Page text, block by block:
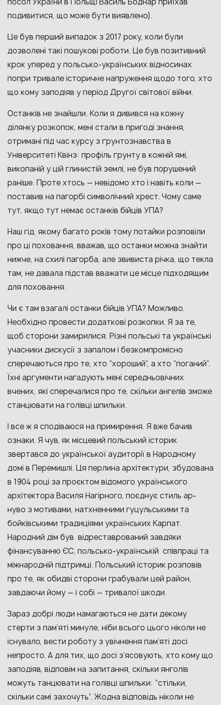
подивитися, що може бути виявлено).
Це був перший випадок з 2017 року, коли були
дозволені такі пошукові роботи. Це був позитивний
крок уперед у польсько-українських відносинах
попри тривале історичне напруження щодо того, хто
що кому заподіяв у період Другої світової війни.
Останків не знайшли. Коли я дивився на кожну
ділянку розкопок, мені стали в пригоді знання,
отримані під час курсу з ґрунтознавства в
Університеті Квінз: профіль ґрунту в кожній ямі,
викопаній у цій глинистій землі, не був порушений
раніше. Проте хтось — невідомо хто і навіть коли —
поставив на пагорбі символічний хрест. Чому саме
тут, якщо тут немає останків бійців УПА?
Наш гід, якому багато років тому потайки розповіли
про ці поховання, вважав, що останки можна знайти
нижче, на схилі пагорба, але звивиста річка, що текла
там, не давала підстав вважати це місце підходящим
для поховання.
Чи є там взагалі останки бійців УПА? Можливо.
Необхідно провести додаткові розкопки. Я за те,
щоб сторони замирилися. Різні польські та українські
учасники дискусії з запалом і безкомпромісно
сперечаються про те, хто “хороший”, а хто “поганий”.
Їхні аргументи нагадують мені середньовічних
вчених, які сперечалися про те, скільки ангелів зможе
станцювати на голівці шпильки.
І все ж я сподіваюся на примирення. Я вже бачив
ознаки. Я чув, як місцевий польський історик
звертався до української аудиторії в Народному
домі в Перемишлі. Ця перлина архітектури, збудована
в 1904 році за проєктом відомого українського
архітектора Василя Нагірного, поєднує стиль ар-
нуво з мотивами, натхненними гуцульськими та
бойківськими традиціями українських Карпат.
Народний дім був відреставрований завдяки
фінансуванню ЄС, польсько-українській співпраці та
міжнародній підтримці. Польський історик розповів
про те, як обидві сторони грабували цей район,
завдаючи йому — і собі — тривалої шкоди.
Зараз добрі люди намагаються не дати декому
стерти з пам’яті минуле, ніби всього цього ніколи не
існувало, вести роботу з увічнення пам’яті досі
непросто. А для тих, що досі з’ясовують, хто кому що
заподіяв, відповім на запитання, скільки янголів
можуть танцювати на голівці шпильки: “стільки,
скільки самі захочуть”. Жодна відповідь ніколи не